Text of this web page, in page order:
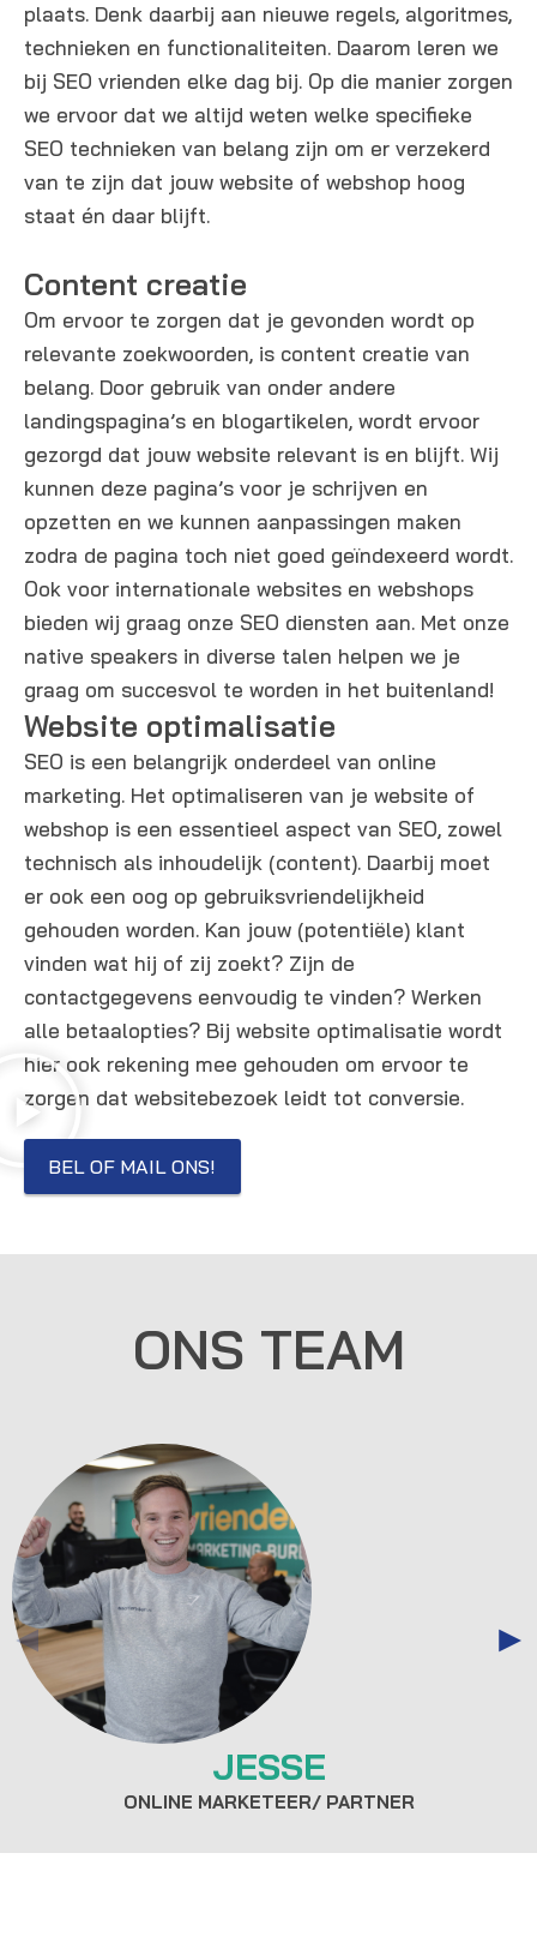
plaats. Denk daarbij aan nieuwe regels, algoritmes,
technieken en functionaliteiten. Daarom leren we
bij SEO vrienden elke dag bij. Op die manier zorgen
we ervoor dat we altijd weten welke specifieke
SEO technieken van belang zijn om er verzekerd
van te zijn dat jouw website of webshop hoog
staat én daar blijft.
Content creatie
Om ervoor te zorgen dat je gevonden wordt op
relevante zoekwoorden, is content creatie van
belang. Door gebruik van onder andere
landingspagina’s en blogartikelen, wordt ervoor
gezorgd dat jouw website relevant is en blijft. Wij
kunnen deze pagina’s voor je schrijven en
opzetten en we kunnen aanpassingen maken
zodra de pagina toch niet goed geïndexeerd wordt.
Ook voor internationale websites en webshops
bieden wij graag onze SEO diensten aan. Met onze
native speakers in diverse talen helpen we je
graag om succesvol te worden in het buitenland!
Website optimalisatie​
SEO is een belangrijk onderdeel van online
marketing. Het optimaliseren van je website of
webshop is een essentieel aspect van SEO, zowel
technisch als inhoudelijk (content). Daarbij moet
er ook een oog op gebruiksvriendelijkheid
gehouden worden. Kan jouw (potentiële) klant
vinden wat hij of zij zoekt? Zijn de
contactgegevens eenvoudig te vinden? Werken
alle betaalopties? Bij website optimalisatie wordt
hier ook rekening mee gehouden om ervoor te
zorgen dat websitebezoek leidt tot conversie.
BEL OF MAIL ONS!
ONS TEAM
JESSE
ONLINE MARKETEER/ PARTNER